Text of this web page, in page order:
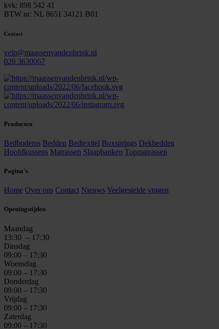
kvk: 898 542 41
BTW nr: NL 8651 34121 B01
Contact
velp@maassenvandenbrink.nl
026 3630067
Producten
Bedbodems Bedden Bedtextiel Boxsprings Dekbedden
Hoofdkussens Matrassen Slaapbanken Topmatrassen
Pagina's
Home Over ons Contact Nieuws Veelgestelde vragen
Openingstijden
Maandag
13:30 – 17:30
Dinsdag
09:00 – 17:30
Woensdag
09:00 – 17:30
Donderdag
09:00 – 17:30
Vrijdag
09:00 – 17:30
Zaterdag
09:00 – 17:30